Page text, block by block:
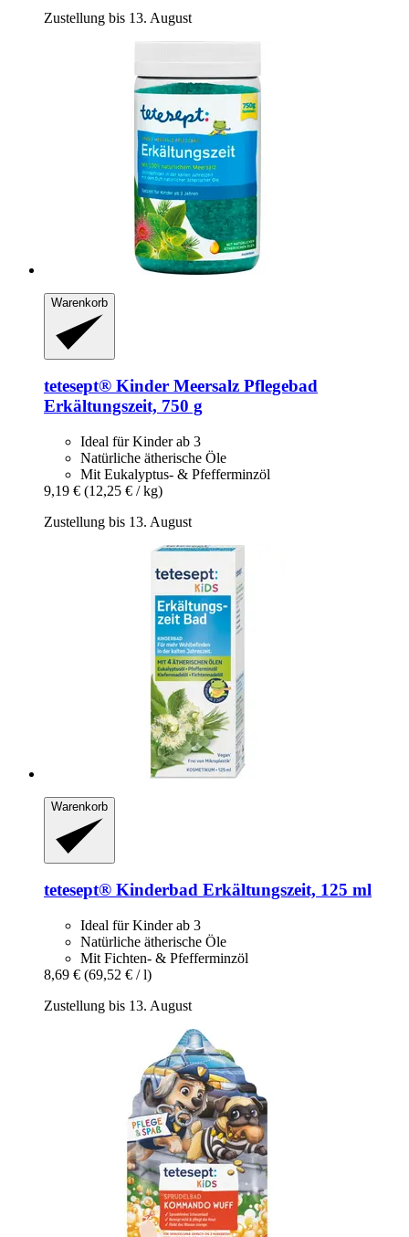
Zustellung bis 13. August
Warenkorb
tetesept® Kinder Meersalz Pflegebad
Erkältungszeit, 750 g
Ideal für Kinder ab 3
Natürliche ätherische Öle
Mit Eukalyptus- & Pfefferminzöl
9,19 € (12,25 € / kg)
Zustellung bis 13. August
Warenkorb
tetesept® Kinderbad Erkältungszeit, 125 ml
Ideal für Kinder ab 3
Natürliche ätherische Öle
Mit Fichten- & Pfefferminzöl
8,69 € (69,52 € / l)
Zustellung bis 13. August